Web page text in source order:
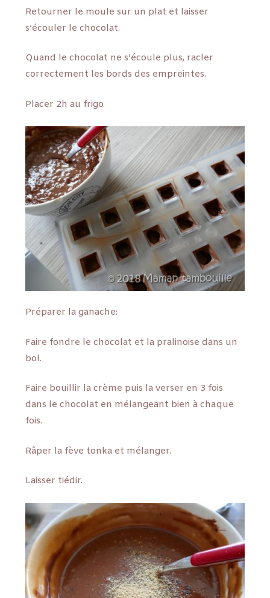
Retourner le moule sur un plat et laisser
s’écouler le chocolat.
Quand le chocolat ne s’écoule plus, racler
correctement les bords des empreintes.
Placer 2h au frigo.
Préparer la ganache:
Faire fondre le chocolat et la pralinoise dans un
bol.
Faire bouillir la crème puis la verser en 3 fois
dans le chocolat en mélangeant bien à chaque
fois.
Râper la fève tonka et mélanger.
Laisser tiédir.